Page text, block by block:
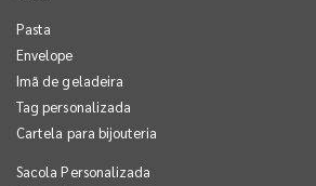
Pasta
Envelope
Imã de geladeira
Tag personalizada
Cartela para bijouteria
Sacola Personalizada